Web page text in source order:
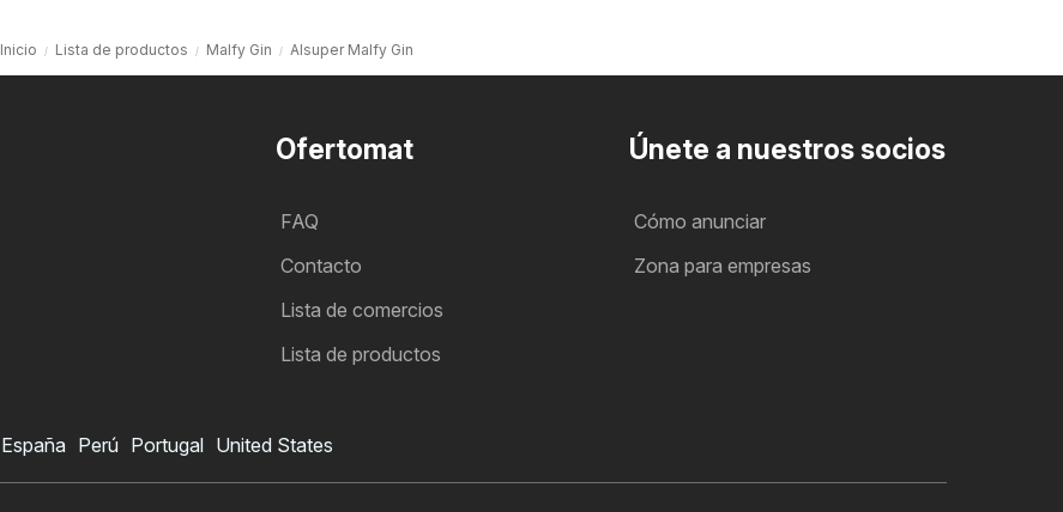
Inicio Lista de productos Malfy Gin Alsuper Malfy Gin
Ofertomat
FAQ
Contacto
Lista de comercios
Lista de productos
Únete a nuestros socios
Cómo anunciar
Zona para empresas
España Perú Portugal United States